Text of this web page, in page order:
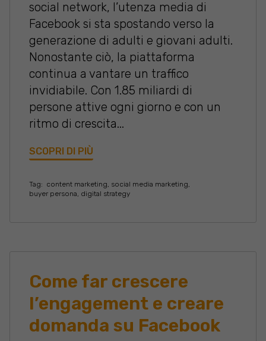
social network, l’utenza media di
Facebook si sta spostando verso la
generazione di adulti e giovani adulti.
Nonostante ciò, la piattaforma
continua a vantare un traffico
invidiabile. Con 1.85 miliardi di
persone attive ogni giorno e con un
ritmo di crescita...
SCOPRI DI PIÙ
Tag: content marketing social media marketing
buyer persona digital strategy
Come far crescere
l’engagement e creare
domanda su Facebook